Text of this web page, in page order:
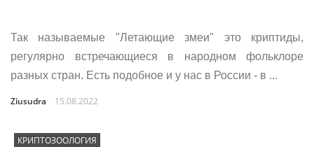
Так называемые "Летающие змеи" это криптиды,
регулярно встречающиеся в народном фольклоре
разных стран. Есть подобное и у нас в России - в ...
Ziusudra 15.08.2022
КРИПТОЗООЛОГИЯ